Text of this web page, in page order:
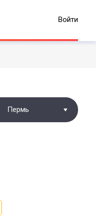
Войти
Пермь